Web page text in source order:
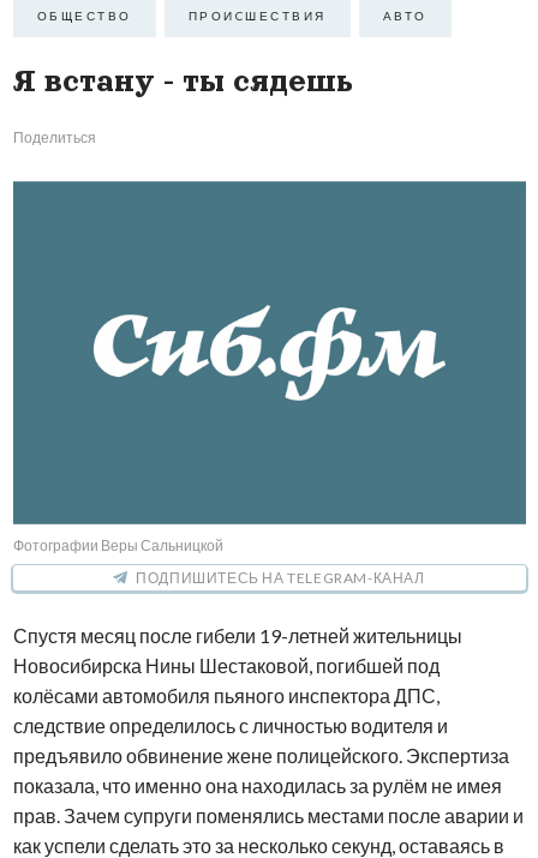
ОБЩЕСТВО ПРОИCШЕСТВИЯ АВТО
Я встану - ты сядешь
Поделиться
Фотографии Веры Сальницкой
ПОДПИШИТЕСЬ НА TELEGRAM-КАНАЛ
Спустя месяц после гибели 19-летней жительницы
Новосибирска Нины Шестаковой, погибшей под
колёсами автомобиля пьяного инспектора ДПС,
следствие определилось с личностью водителя и
предъявило обвинение жене полицейского. Экспертиза
показала, что именно она находилась за рулём не имея
прав. Зачем супруги поменялись местами после аварии и
как успели сделать это за несколько секунд, оставаясь в